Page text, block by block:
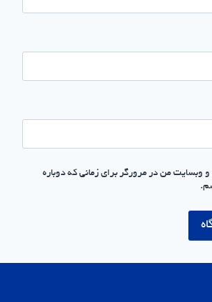
و وبسایت من در مرورگر برای زمانی که دوباره